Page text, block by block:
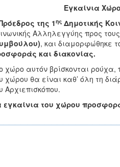
Εγκαίνια
της 1ηςΔημοτικής
Αλληλεγγύης προς
, και διαμορφώθηκε
και διακονίας.
χώρο αυτόν βρίσκονται ρούχα,
χώρου θα είναι καθ’ όλη τη
Αρχιεπισκόπου.
εγκαίνια του χώρου